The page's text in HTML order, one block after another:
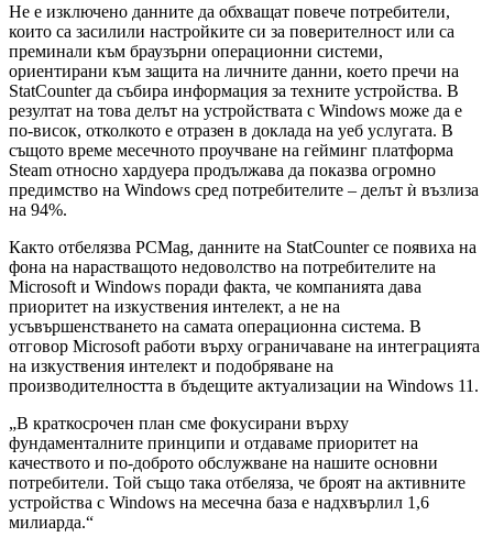
Не е изключено данните да обхващат повече потребители,
които са засилили настройките си за поверителност или са
преминали към браузърни операционни системи,
ориентирани към защита на личните данни, което пречи на
StatCounter да събира информация за техните устройства. В
резултат на това делът на устройствата с Windows може да е
по-висок, отколкото е отразен в доклада на уеб услугата. В
същото време месечното проучване на гейминг платформа
Steam относно хардуера продължава да показва огромно
предимство на Windows сред потребителите – делът ѝ възлиза
на 94%.
Както отбелязва PCMag, данните на StatCounter се появиха на
фона на нарастващото недоволство на потребителите на
Microsoft и Windows поради факта, че компанията дава
приоритет на изкуствения интелект, а не на
усъвършенстването на самата операционна система. В
отговор Microsoft работи върху ограничаване на интеграцията
на изкуствения интелект и подобряване на
производителността в бъдещите актуализации на Windows 11.
„В краткосрочен план сме фокусирани върху
фундаменталните принципи и отдаваме приоритет на
качеството и по-доброто обслужване на нашите основни
потребители. Той също така отбеляза, че броят на активните
устройства с Windows на месечна база е надхвърлил 1,6
милиарда.“